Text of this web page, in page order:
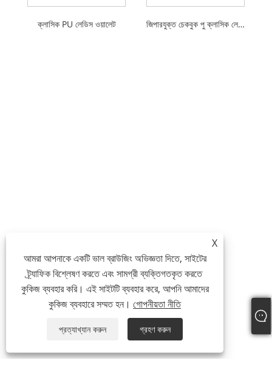
ক্লাসিক PU লেডিস ওয়ালেট জিপারযুক্ত চেকবুক পু ক্লাসিক লেডিস ওয়ালেট
X
আমরা আপনাকে একটি ভাল ব্রাউজিং অভিজ্ঞতা দিতে, সাইটের
ট্র্যাফিক বিশ্লেষণ করতে এবং সামগ্রী ব্যক্তিগতকৃত করতে
কুকিজ ব্যবহার করি। এই সাইটটি ব্যবহার করে, আপনি আমাদের
কুকিজ ব্যবহারে সম্মত হন।গোপনীয়তা নীতি
প্রত্যাখ্যান করুন গ্রহণ করুন